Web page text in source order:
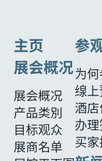
主页
展会概况
展会概况
产品类別
目标观众
展商名单
参
为
缐
酒
办
买